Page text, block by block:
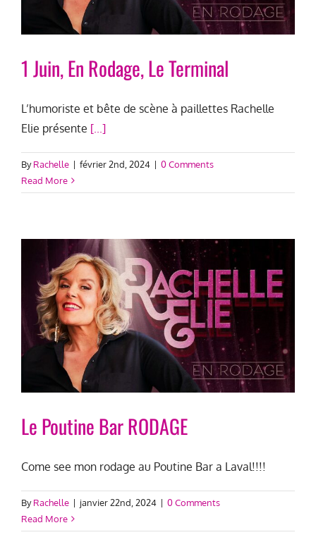
1 Juin, En Rodage, Le Terminal
L’humoriste et bête de scène à paillettes Rachelle
Elie présente [...]
ByRachelle | février 2nd, 2024 | 0 Comments
Read More
Le Poutine Bar RODAGE
Come see mon rodage au Poutine Bar a Laval!!!!
ByRachelle | janvier 22nd, 2024 | 0 Comments
Read More